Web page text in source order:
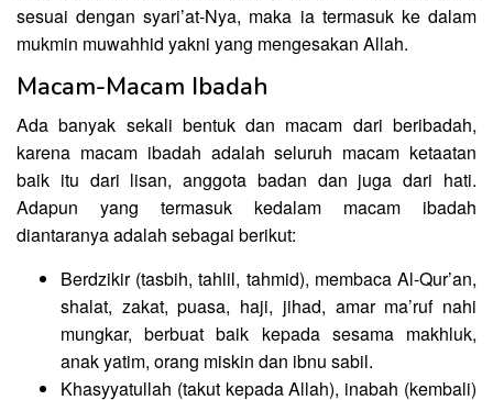
sesuai dengan syari’at-Nya, maka ia termasuk ke dalam
mukmin muwahhid yakni yang mengesakan Allah.
Macam-Macam Ibadah
Ada banyak sekali bentuk dan macam dari beribadah,
karena macam ibadah adalah seluruh macam ketaatan
baik itu dari lisan, anggota badan dan juga dari hati.
Adapun yang termasuk kedalam macam ibadah
diantaranya adalah sebagai berikut:
Berdzikir (tasbih, tahlil, tahmid), membaca Al-Qur’an,
shalat, zakat, puasa, haji, jihad, amar ma’ruf nahi
mungkar, berbuat baik kepada sesama makhluk,
anak yatim, orang miskin dan ibnu sabil.
Khasyyatullah (takut kepada Allah), inabah (kembali)